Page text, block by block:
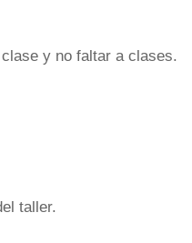
y no faltar a clases.
taller.